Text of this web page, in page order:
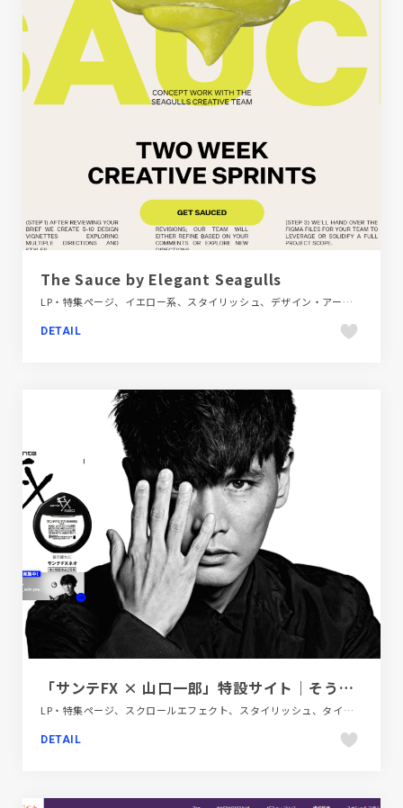
The Sauce by Elegant Seagulls
LP・特集ページ、イエロー系、スタイリッシュ、デザイン・アート・音楽・文芸、ポップ、モーション多め
DETAIL
「サンテFX × 山口一郎」特設サイト｜そうだ、その目だ。 | 参天製薬日本サイト
LP・特集ページ、スクロールエフェクト、スタイリッシュ、タイポグラフィー、ファッション・ビューティー
DETAIL